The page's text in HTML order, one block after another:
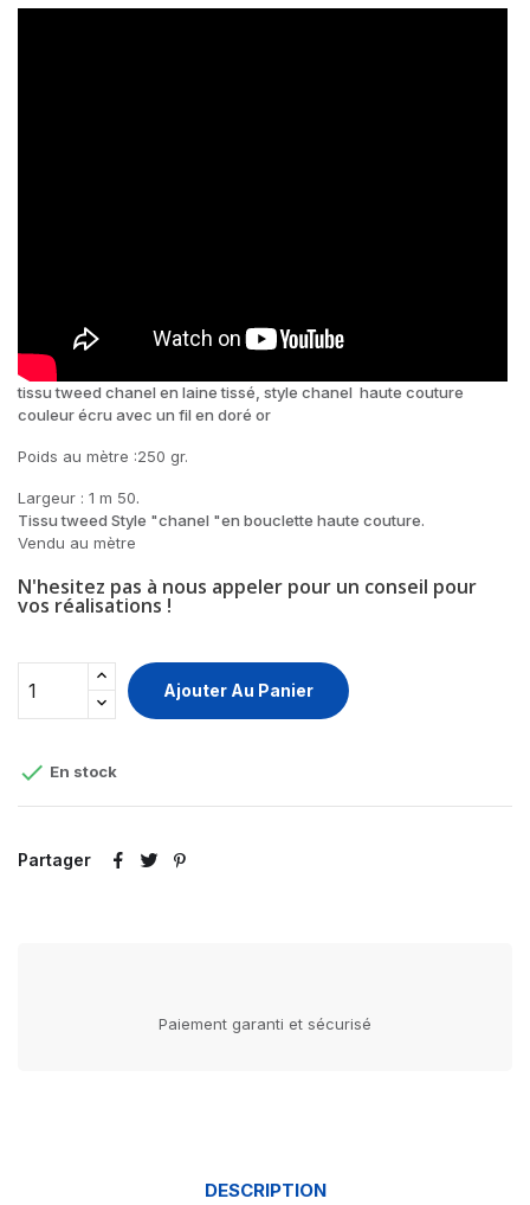
tissu tweed chanel en laine tissé, style chanel haute couture
couleur écru avec un fil en doré or
Poids au mètre :250 gr.
Largeur : 1 m 50.
Tissu tweed Style "chanel "en bouclette haute couture.
Vendu au mètre
N'hesitez pas à nous appeler pour un conseil pour
vos réalisations !
Ajouter Au Panier
 En stock
Partager
Paiement garanti et sécurisé
DESCRIPTION